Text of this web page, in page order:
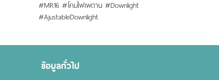
#MR16 #โคมไฟเพดาน #Downlight
#AjustableDownlight
ข้อมูลทั่วไป